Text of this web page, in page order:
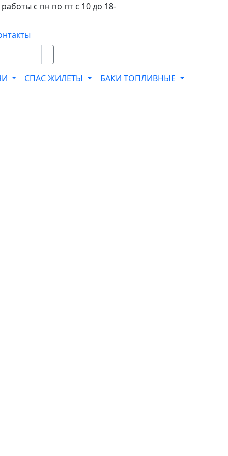
с пн по пт с 10 до 18-
СПАС ЖИЛЕТЫ БАКИ ТОПЛИВНЫЕ